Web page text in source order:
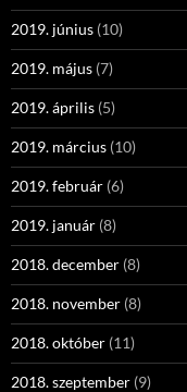
2019. június (10)
2019. május (7)
2019. április (5)
2019. március (10)
2019. február (6)
2019. január (8)
2018. december (8)
2018. november (8)
2018. október (11)
2018. szeptember (9)